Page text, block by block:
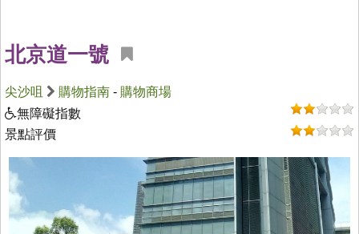
北京道一號
尖沙咀 購物指南 - 購物商場
無障礙指數
景點評價